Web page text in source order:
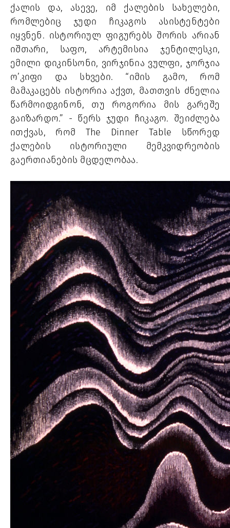
ქალის და, ასევე, იმ ქალების სახელები,
რომლებიც ჯუდი ჩიკაგოს ასისტენტები
იყვნენ. ისტორიულ ფიგურებს შორის არიან
იშთარი, საფო, არტემისია ჯენტილესკი,
ემილი დიკინსონი, ვირჯინია ვულფი, ჯორჯია
ო’კიფი და სხვები. “იმის გამო, რომ
მამაკაცებს ისტორია აქვთ, მათთვის ძნელია
წარმოიდგინონ, თუ როგორია მის გარეშე
გაიზარდო.” - წერს ჯუდი ჩიკაგო. შეიძლება
ითქვას, რომ The Dinner Table სწორედ
ქალების ისტორიული მემკვიდრეობის
გაერთიანების მცდელობაა.